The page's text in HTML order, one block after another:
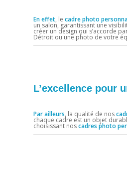
En effet, le cadre photo
un salon, garantissant une
créer un design qui s’accorde
Détroit ou une photo de votre
L’excellence pour
Par ailleurs, la qualité de nos
chaque cadre est un objet
choisissant noscadres photo